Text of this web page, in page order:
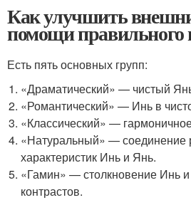
Как улучшить
помощи правильного
Есть пять основных групп:
«Драматический» — чистый
«Романтический» — Инь в
«Классический» —
«Натуральный» — соединение
характеристик Инь и Янь.
«Гамин» — столкновение Инь
контрастов.